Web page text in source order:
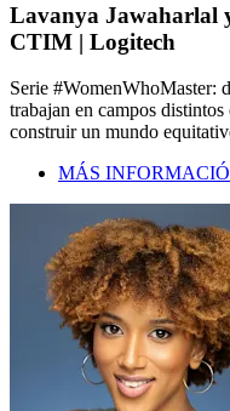
Lavanya Jawaharlal
CTIM | Logitech
Serie #WomenWhoMaster:
trabajan en campos
construir un mundo
MÁS